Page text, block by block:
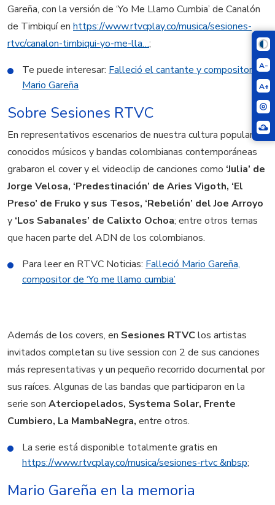
A-
A+
Gareña, con la versión de ‘Yo Me Llamo Cumbia’ de Canalón
de Timbiquí en https://www.rtvcplay.co/musica/sesiones-
rtvc/canalon-timbiqui-yo-me-lla…;
Te puede interesar: Falleció el cantante y compositor
Mario Gareña
Sobre Sesiones RTVC
En representativos escenarios de nuestra cultura popular,
conocidos músicos y bandas colombianas contemporáneas
grabaron el cover y el videoclip de canciones como ‘Julia’ de
Jorge Velosa, ‘Predestinación’ de Aries Vigoth, ‘El
Preso’ de Fruko y sus Tesos, ‘Rebelión’ del Joe Arroyo
y ‘Los Sabanales’ de Calixto Ochoa; entre otros temas
que hacen parte del ADN de los colombianos.
Para leer en RTVC Noticias: Falleció Mario Gareña,
compositor de ‘Yo me llamo cumbia’
Además de los covers, en Sesiones RTVC los artistas
invitados completan su live session con 2 de sus canciones
más representativas y un pequeño recorrido documental por
sus raíces. Algunas de las bandas que participaron en la
serie son Aterciopelados, Systema Solar, Frente
Cumbiero, La MambaNegra, entre otros.
La serie está disponible totalmente gratis en
https://www.rtvcplay.co/musica/sesiones-rtvc &nbsp;
Mario Gareña en la memoria